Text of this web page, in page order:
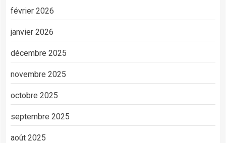
février 2026
janvier 2026
décembre 2025
novembre 2025
octobre 2025
septembre 2025
août 2025